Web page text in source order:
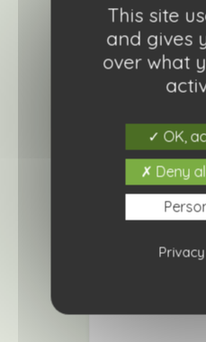
Verveine
Ajouter à
This site
and gives
over what
OK,
Deny